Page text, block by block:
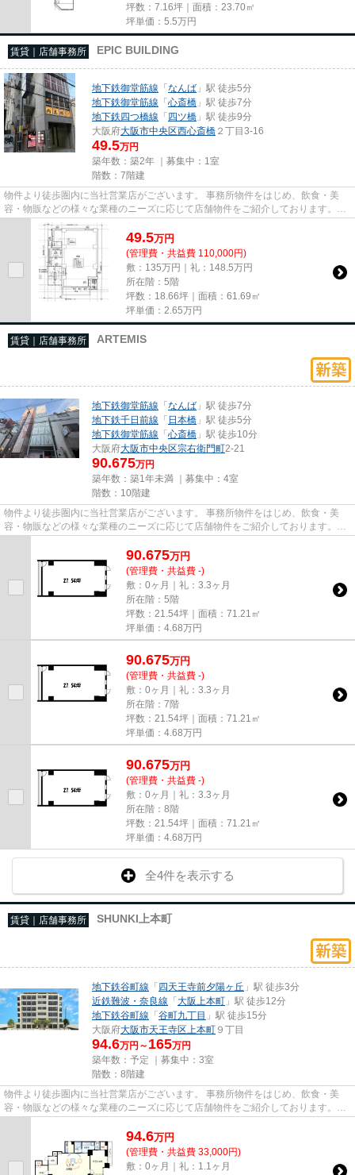
坪数：7.16坪｜面積：23.70㎡
坪単価： 5.5万円
賃貸｜店舗事務所 EPIC BUILDING
地下鉄御堂筋線 「なんば 」駅 徒歩5分
地下鉄御堂筋線 「心斎橋 」駅 徒歩7分
地下鉄四つ橋線 「四ツ橋 」駅 徒歩9分
大阪府大阪市中央区西心斎橋 ２丁目3-16
49.5万円
築年数：築2年 ｜募集中： 1室
階数：7階建
物件より徒歩圏内に当社営業店がございます。 事務所物件をはじめ、飲食・美
容・物販などの様々な業種のニーズに応じて店舗物件をご紹介しております。
尚、弊社ではおとり広告は一切...
49.5万円
(管理費・共益費 110,000円)
敷：135万円｜礼：148.5万円
所在階：5階
坪数：18.66坪｜面積：61.69㎡
坪単価： 2.65万円
賃貸｜店舗事務所 ARTEMIS
地下鉄御堂筋線 「なんば 」駅 徒歩7分
地下鉄千日前線 「 日本橋 」駅 徒歩5分
地下鉄御堂筋線 「心斎橋 」駅 徒歩10分
大阪府大阪市中央区宗右衛門町2-21
90.675万円
築年数：築1年未満 ｜募集中： 4室
階数：10階建
物件より徒歩圏内に当社営業店がございます。 事務所物件をはじめ、飲食・美
容・物販などの様々な業種のニーズに応じて店舗物件をご紹介しております。
尚、弊社ではおとり広告は一切...
90.675万円
(管理費・共益費 -)
敷：0ヶ月｜礼：3.3ヶ月
所在階：5階
坪数：21.54坪｜面積：71.21㎡
坪単価： 4.68万円
90.675万円
(管理費・共益費 -)
敷：0ヶ月｜礼：3.3ヶ月
所在階：7階
坪数：21.54坪｜面積：71.21㎡
坪単価： 4.68万円
90.675万円
(管理費・共益費 -)
敷：0ヶ月｜礼：3.3ヶ月
所在階：8階
坪数：21.54坪｜面積：71.21㎡
坪単価： 4.68万円
全4件を表示する
賃貸｜店舗事務所 SHUNKI上本町
地下鉄谷町線 「四天王寺前夕陽ヶ丘 」駅 徒歩3分
近鉄難波・奈良線 「大阪上本町 」駅 徒歩12分
地下鉄谷町線 「谷町九丁目 」駅 徒歩15分
大阪府大阪市天王寺区 上本町 ９丁目
94.6万円～ 165万円
築年数：予定 ｜募集中： 3室
階数：8階建
物件より徒歩圏内に当社営業店がございます。 事務所物件をはじめ、飲食・美
容・物販などの様々な業種のニーズに応じて店舗物件をご紹介しております。
尚、弊社ではおとり広告は一切...
94.6万円
(管理費・共益費 33,000円)
敷：0ヶ月｜礼：1.1ヶ月